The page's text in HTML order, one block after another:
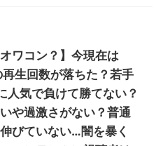
オワコン？】今現在は
生回数が落ちた？若手
人気で負けて勝てない？
や過激さがない？普通
びていない…闇を暴く